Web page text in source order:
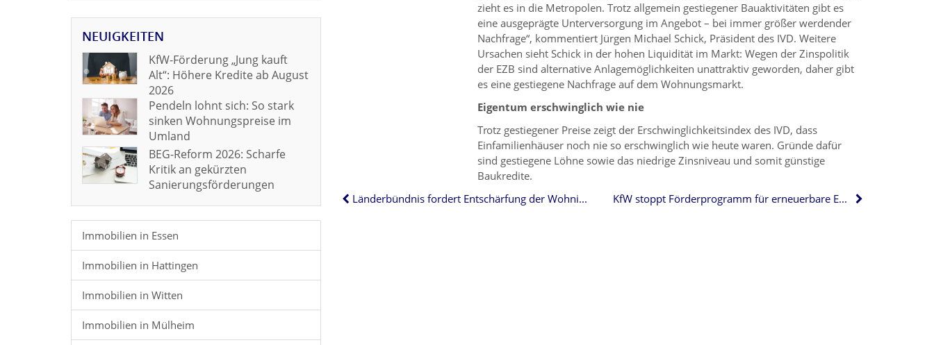
zieht es in die Metropolen. Trotz allgemein gestiegener Bauaktivitäten gibt es
eine ausgeprägte Unterversorgung im Angebot – bei immer größer werdender
Nachfrage“, kommentiert Jürgen Michael Schick, Präsident des IVD. Weitere
Ursachen sieht Schick in der hohen Liquidität im Markt: Wegen der Zinspolitik
der EZB sind alternative Anlagemöglichkeiten unattraktiv geworden, daher gibt
es eine gestiegene Nachfrage auf dem Wohnungsmarkt.
Eigentum erschwinglich wie nie
Trotz gestiegener Preise zeigt der Erschwinglichkeitsindex des IVD, dass
Einfamilienhäuser noch nie so erschwinglich wie heute waren. Gründe dafür
sind gestiegene Löhne sowie das niedrige Zinsniveau und somit günstige
Baukredite.
Länderbündnis fordert Entschärfung der Wohnimmobilienkreditrichtlinie
KfW stoppt Förderprogramm für erneuerbare Energien
NEUIGKEITEN
KfW-Förderung „Jung kauft
Alt“: Höhere Kredite ab August
2026
Pendeln lohnt sich: So stark
sinken Wohnungspreise im
Umland
BEG-Reform 2026: Scharfe
Kritik an gekürzten
Sanierungsförderungen
Immobilien in Essen
Immobilien in Hattingen
Immobilien in Witten
Immobilien in Mülheim